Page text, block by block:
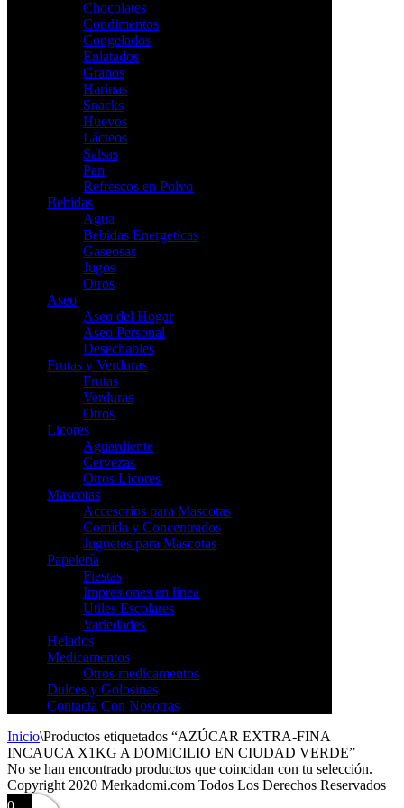
Chocolates
Condimentos
Congelados
Enlatados
Granos
Harinas
Snacks
Huevos
Lácteos
Salsas
Pan
Refrescos en Polvo
Bebidas
Agua
Bebidas Energeticas
Gaseosas
Jugos
Otros
Aseo
Aseo del Hogar
Aseo Personal
Desechables
Frutas y Verduras
Frutas
Verduras
Otros
Licores
Aguardiente
Cervezas
Otros Licores
Mascotas
Accesorios para Mascotas
Comida y Concentrados
Juguetes para Mascotas
Papelería
Fiestas
Impresiones en linea
Utiles Escolares
Variedades
Helados
Medicamentos
Otros medicamentos
Dulces y Golosinas
Contacta Con Nosotras
Inicio\Productos etiquetados “AZÚCAR EXTRA-FINA
INCAUCA X1KG A DOMICILIO EN CIUDAD VERDE”
No se han encontrado productos que coincidan con tu selección.
Copyright 2020 Merkadomi.com Todos Los Derechos Reservados